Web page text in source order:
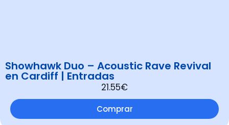
Showhawk Duo – Acoustic Rave Revival
en Cardiff | Entradas
21.55€
Comprar